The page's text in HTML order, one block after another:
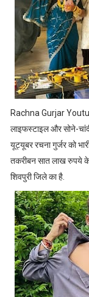
Rachna Gurjar
लाइफस्टाइल और सोने-
यूट्यूबर रचना गुर्जर को
तकरीबन सात लाख रुपये के
शिवपुरी जिले का है.